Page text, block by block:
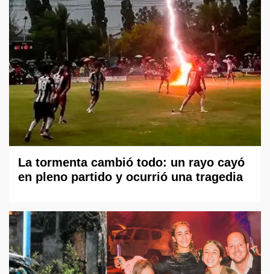
La tormenta cambió todo: un rayo cayó
en pleno partido y ocurrió una tragedia